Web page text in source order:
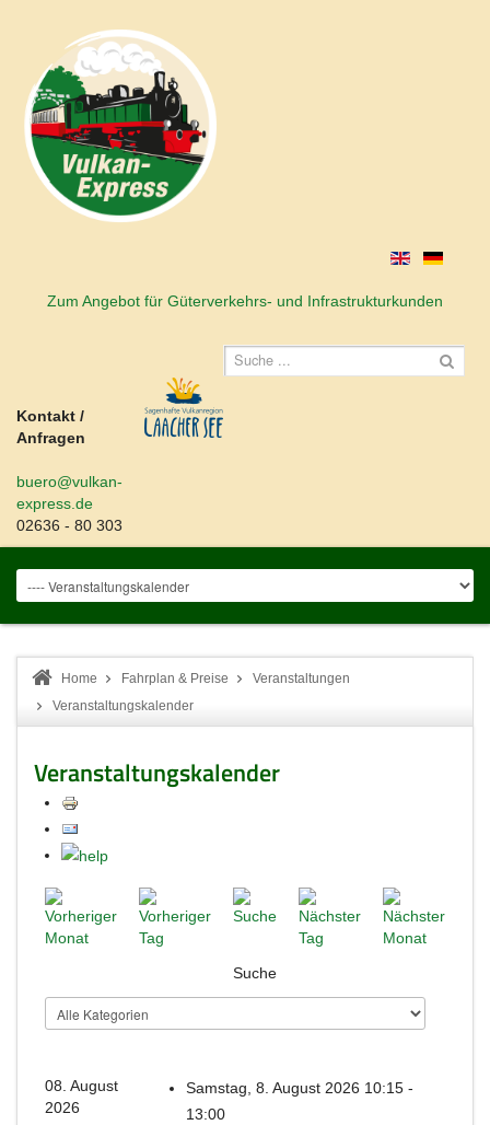
Zum Angebot für Güterverkehrs- und Infrastrukturkunden
Kontakt /
Anfragen
buero@vulkan-
express.de
02636 - 80 303
Home Fahrplan & Preise
Veranstaltungen
Veranstaltungskalender
Veranstaltungskalender
Suche
08. August
2026
Samstag, 8. August 2026 10:15 -
13:00